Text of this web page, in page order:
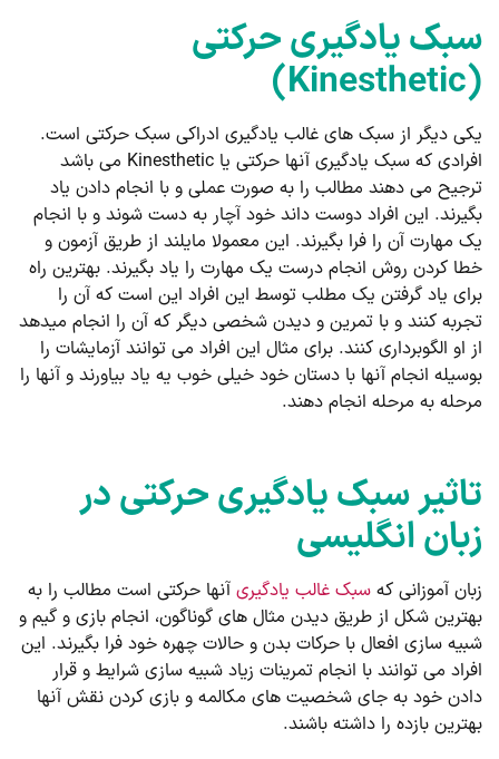
سبک یادگیری حرکتی
(Kinesthetic)
یکی دیگر از سبک های غالب یادگیری ادراکی سبک حرکتی است.
افرادی که سبک یادگیری آنها حرکتی یا Kinesthetic می باشد
ترجیح می دهند مطالب را به صورت عملی و با انجام دادن یاد
بگیرند. این افراد دوست داند خود آچار به دست شوند و با انجام
یک مهارت آن را فرا بگیرند. این معمولا مایلند از طریق آزمون و
خطا کردن روش انجام درست یک مهارت را یاد بگیرند. بهترین راه
برای یاد گرفتن یک مطلب توسط این افراد این است که آن را
تجربه کنند و با تمرین و دیدن شخصی دیگر که آن را انجام میدهد
از او الگوبرداری کنند. برای مثال این افراد می توانند آزمایشات را
بوسیله انجام آنها با دستان خود خیلی خوب یه یاد بیاورند و آنها را
مرحله به مرحله انجام دهند.
تاثیر سبک یادگیری حرکتی در
زبان انگلیسی
زبان آموزانی که سبک غالب یادگیری آنها حرکتی است مطالب را به
بهترین شکل از طریق دیدن مثال های گوناگون، انجام بازی و گیم و
شبیه سازی افعال با حرکات بدن و حالات چهره خود فرا بگیرند. این
افراد می توانند با انجام تمرینات زیاد شبیه سازی شرایط و قرار
دادن خود به جای شخصیت های مکالمه و بازی کردن نقش آنها
بهترین بازده را داشته باشند.